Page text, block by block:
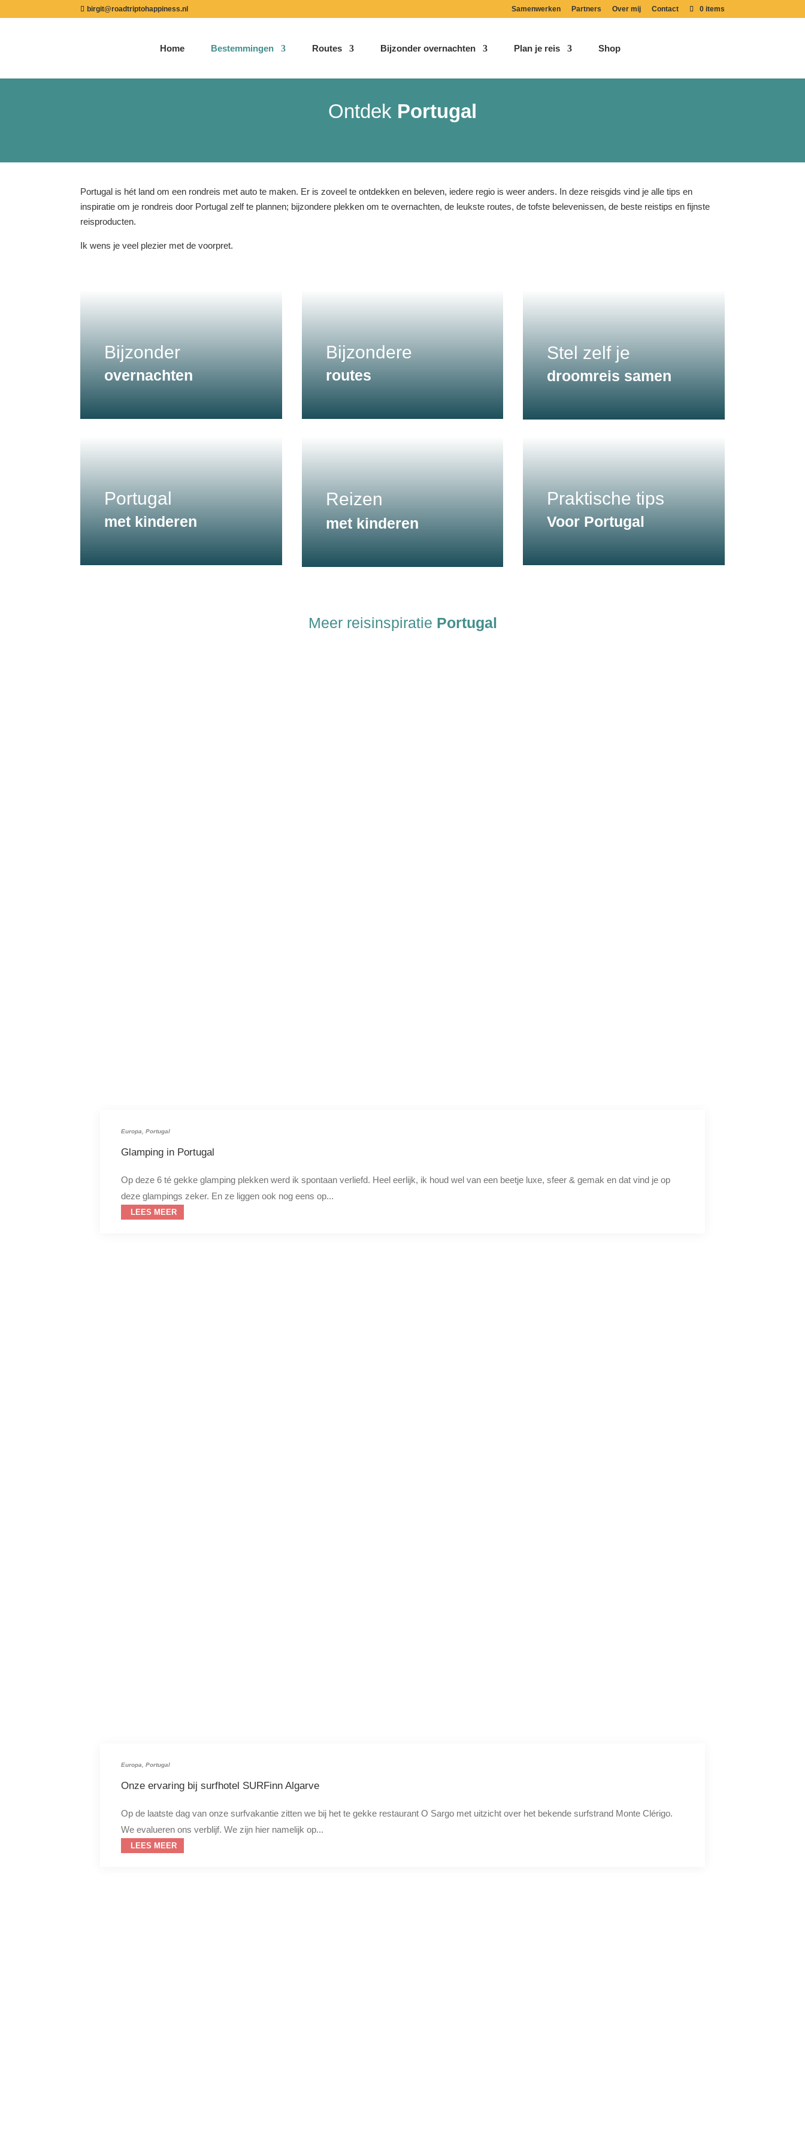
birgit@roadtriptohappiness.nl Samenwerken Partners Over mij Contact 0 items
Home Bestemmingen Routes Bijzonder overnachten Plan je reis Shop
Ontdek Portugal
Portugal is hét land om een rondreis met auto te maken. Er is zoveel te ontdekken en beleven, iedere regio is weer anders. In deze reisgids vind je alle tips en
inspiratie om je rondreis door Portugal zelf te plannen; bijzondere plekken om te overnachten, de leukste routes, de tofste belevenissen, de beste reistips en fijnste
reisproducten.
Ik wens je veel plezier met de voorpret.
Bijzonder
overnachten
Bijzondere
routes
Stel zelf je
droomreis samen
Portugal
met kinderen
Reizen
met kinderen
Praktische tips
Voor Portugal
Meer reisinspiratie Portugal
Europa,Portugal
Glamping in Portugal
Op deze 6 té gekke glamping plekken werd ik spontaan verliefd. Heel eerlijk, ik houd wel van een beetje luxe, sfeer & gemak en dat vind je op
deze glampings zeker. En ze liggen ook nog eens op...
LEES MEER
Europa ,Portugal
Onze ervaring bij surfhotel SURFinn Algarve
Op de laatste dag van onze surfvakantie zitten we bij het te gekke restaurant O Sargo met uitzicht over het bekende surfstrand Monte Clérigo.
We evalueren ons verblijf. We zijn hier namelijk op...
LEES MEER